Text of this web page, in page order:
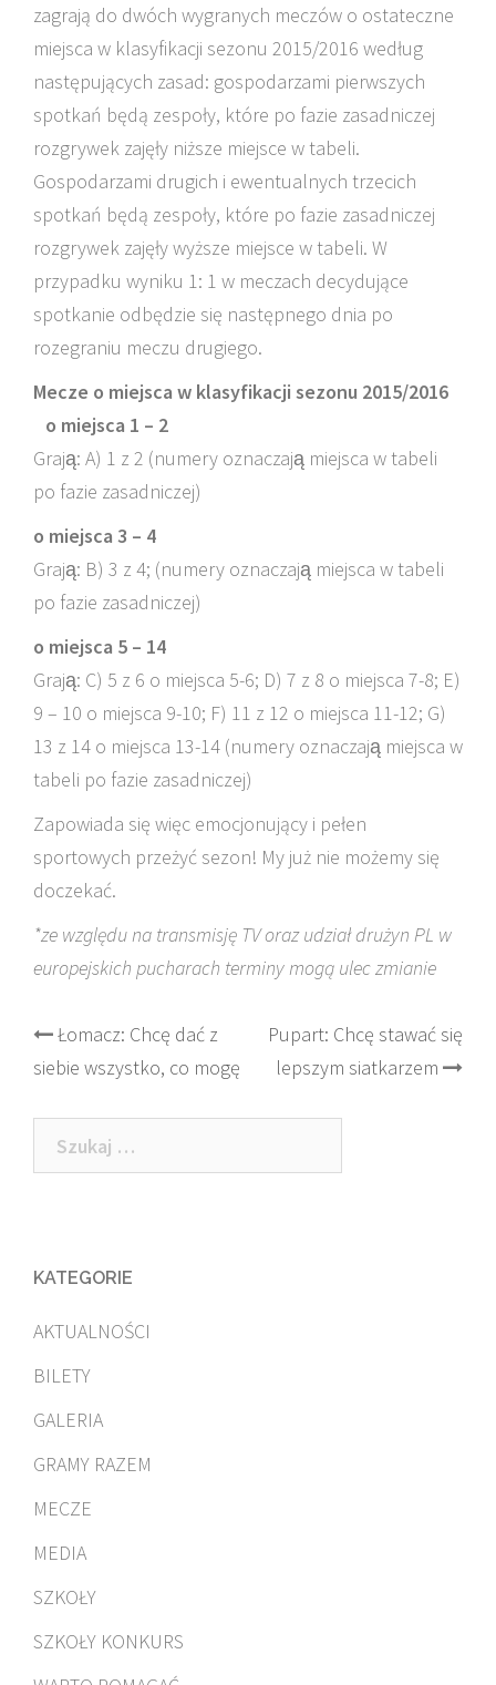
zagrają do dwóch wygranych meczów o ostateczne
miejsca w klasyfikacji sezonu 2015/2016 według
następujących zasad: gospodarzami pierwszych
spotkań będą zespoły, które po fazie zasadniczej
rozgrywek zajęły niższe miejsce w tabeli.
Gospodarzami drugich i ewentualnych trzecich
spotkań będą zespoły, które po fazie zasadniczej
rozgrywek zajęły wyższe miejsce w tabeli. W
przypadku wyniku 1: 1 w meczach decydujące
spotkanie odbędzie się następnego dnia po
rozegraniu meczu drugiego.
Mecze o miejsca w klasyfikacji sezonu 2015/2016
o miejsca 1 – 2
Grają: A) 1 z 2 (numery oznaczają miejsca w tabeli
po fazie zasadniczej)
o miejsca 3 – 4
Grają: B) 3 z 4; (numery oznaczają miejsca w tabeli
po fazie zasadniczej)
o miejsca 5 – 14
Grają: C) 5 z 6 o miejsca 5-6; D) 7 z 8 o miejsca 7-8; E)
9 – 10 o miejsca 9-10; F) 11 z 12 o miejsca 11-12; G)
13 z 14 o miejsca 13-14 (numery oznaczają miejsca w
tabeli po fazie zasadniczej)
Zapowiada się więc emocjonujący i pełen
sportowych przeżyć sezon! My już nie możemy się
doczekać.
*ze względu na transmisję TV oraz udział drużyn PL w
europejskich pucharach terminy mogą ulec zmianie
Post
navigation
Łomacz: Chcę dać z
siebie wszystko, co mogę
Pupart: Chcę stawać się
lepszym siatkarzem
Szukaj:
KATEGORIE
AKTUALNOŚCI
BILETY
GALERIA
GRAMY RAZEM
MECZE
MEDIA
SZKOŁY
SZKOŁY KONKURS